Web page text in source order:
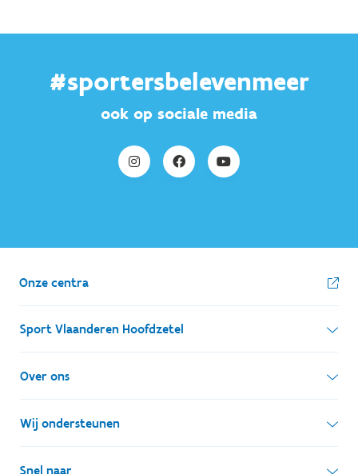
#sportersbelevenmeer
ook op sociale media
Onze centra
Sport Vlaanderen Hoofdzetel
Simon Bolivarlaan 17
1000 Brussel
Ondernemingsnummer: BE 0248.142.826
Over ons
Wie zijn we, wat doen we
Onze centra
Wij ondersteunen
Lokale besturen
Snel naar